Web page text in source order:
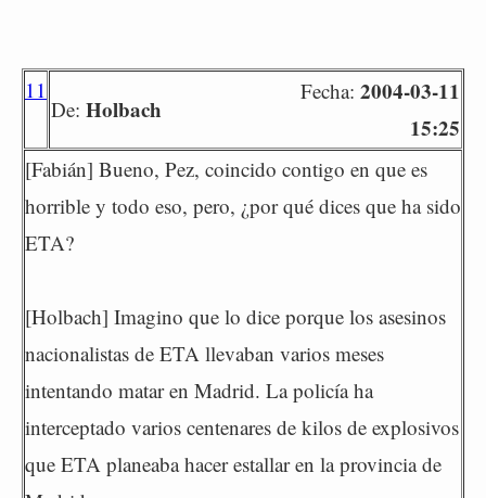
11
De: Holbach
Fecha: 2004-03-11
15:25
[Fabián] Bueno, Pez, coincido contigo en que es
horrible y todo eso, pero, ¿por qué dices que ha sido
ETA?
[Holbach] Imagino que lo dice porque los asesinos
nacionalistas de ETA llevaban varios meses
intentando matar en Madrid. La policía ha
interceptado varios centenares de kilos de explosivos
que ETA planeaba hacer estallar en la provincia de